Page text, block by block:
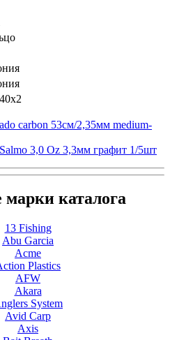
carbon 53см/2,35мм medium-
3,0 Oz 3,3мм графит 1/5шт
марки каталога
13 Fishing
Abu Garcia
Acme
Plastics
AFW
Akara
System
Avid Carp
Axis